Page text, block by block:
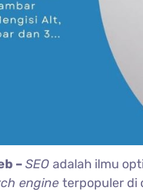
–SEO adalah ilmu
engine terpopuler di